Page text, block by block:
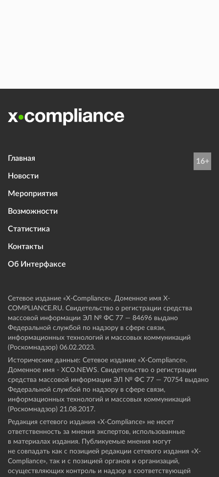
Главная
Новости
Мероприятия
Возможности
Статистика
Контакты
Об Интерфаксе
16+
Сетевое издание «Х-Compliance». Доменное имя X-
COMPLIANCE.RU. Свидетельство о регистрации средства
массовой информации ЭЛ № ФС 77 — 84696 выдано
Федеральной службой по надзору в сфере связи,
информационных технологий и массовых коммуникаций
(Роскомнадзор) 06.02.2023.
Исторические данные: Сетевое издание «Х-Compliance».
Доменное имя - XCO.NEWS. Свидетельство о регистрации
средства массовой информации ЭЛ № ФС 77 — 70754 выдано
Федеральной службой по надзору в сфере связи,
информационных технологий и массовых коммуникаций
(Роскомнадзор) 21.08.2017.
Редакция сетевого издания «X-Compliance» не несет
ответственность за мнения экспертов, использованные
в материалах издания. Публикуемые мнения могут
не совпадать как с позицией редакции сетевого издания «X-
Compliance», так и с позицией органов и организаций,
осуществляющих контроль и надзор в соответствующей